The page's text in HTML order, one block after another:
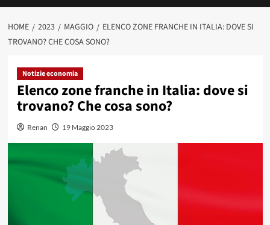
HOME 2023 MAGGIO
ELENCO ZONE FRANCHE IN ITALIA: DOVE SI
TROVANO? CHE COSA SONO?
Notizie economia
Elenco zone franche in Italia: dove si
trovano? Che cosa sono?
Renan 19 Maggio 2023